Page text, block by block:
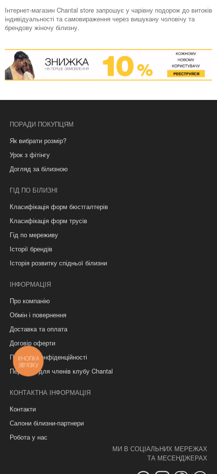
Інтернет-магазин Chantal store запрошує у чарівну подорож до витоків
індивідуальності та самовираження через вишукану чоловічу та
брендову жіночу білизну.
ПОРАДИ ПОКУПЦЯМ
Як вибрати розмір?
Урок з фітінгу
Догляд за білизною
ГІД ПО БІЛИЗНІ
Класифікація форм бюстгалтерів
Класифікація форм трусів
Гід по мереживу
Історії брендів
Історія розвитку спідньої білизни
ІНФОРМАЦІЯ
Про компанію
Обмін і повернення
Доставка та оплата
Договір оферти
Політика конфіденційності
Переваги для членів клубу Chantal
КОНТАКТНА ІНФОРМАЦІЯ
Контакти
Салони білизни-партнери
Робота у нас
МИ В СОЦІАЛЬНИХ МЕРЕЖАХ
ТА МЕСЕНДЖЕРАХ
КНОПКА
ЗВ'ЯЗКУ